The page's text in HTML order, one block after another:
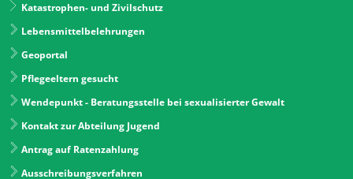
Katastrophen- und Zivilschutz
Lebensmittelbelehrungen
Geoportal
Pflegeeltern gesucht
Wendepunkt - Beratungsstelle bei sexualisierter Gewalt
Kontakt zur Abteilung Jugend
Antrag auf Ratenzahlung
Ausschreibungsverfahren